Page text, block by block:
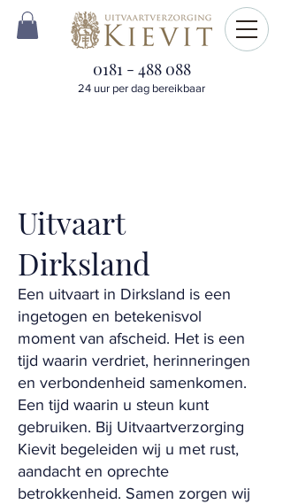
0181 - 488 088
24 uur per dag bereikbaar
Uitvaart
Dirksland
Een uitvaart in Dirksland is een
ingetogen en betekenisvol
moment van afscheid. Het is een
tijd waarin verdriet, herinneringen
en verbondenheid samenkomen.
Een tijd waarin u steun kunt
gebruiken. Bij Uitvaartverzorging
Kievit begeleiden wij u met rust,
aandacht en oprechte
betrokkenheid. Samen zorgen wij